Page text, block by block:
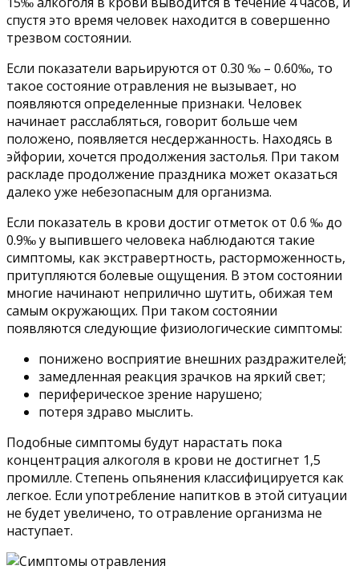
спустя это время человек находится в совершенно
трезвом состоянии.
Если показатели варьируются от 0.30 ‰ – 0.60‰, то
такое состояние отравления не вызывает, но
появляются определенные признаки. Человек
начинает расслабляться, говорит больше чем
положено, появляется несдержанность. Находясь в
эйфории, хочется продолжения застолья. При таком
раскладе продолжение праздника может оказаться
далеко уже небезопасным для организма.
Если показатель в крови достиг отметок от 0.6 ‰ до
0.9‰ у выпившего человека наблюдаются такие
симптомы, как экстравертность, расторможенность,
притупляются болевые ощущения. В этом состоянии
многие начинают неприлично шутить, обижая тем
самым окружающих. При таком состоянии
появляются следующие физиологические симптомы:
понижено восприятие внешних раздражителей;
замедленная реакция зрачков на яркий свет;
периферическое зрение нарушено;
потеря здраво мыслить.
Подобные симптомы будут нарастать пока
концентрация алкоголя в крови не достигнет 1,5
промилле. Степень опьянения классифицируется как
легкое. Если употребление напитков в этой ситуации
не будет увеличено, то отравление организма не
наступает.